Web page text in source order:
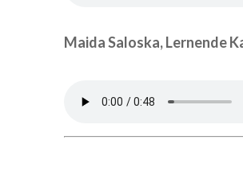
Maida Saloska, Lernende